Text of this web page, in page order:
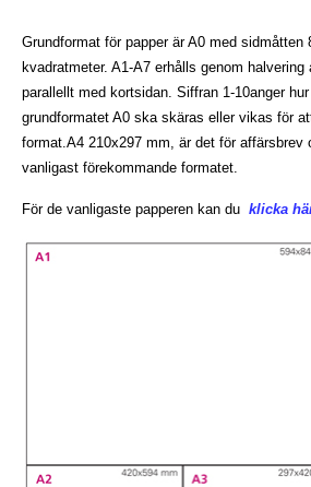
Grundformat för papper är A0 med sidmåtten
kvadratmeter. A1-A7 erhålls genom
parallellt med kortsidan. Siffran 1-10anger
grundformatet A0 ska skäras eller vikas för
format.A4 210x297 mm, är det för affärsbrev
vanligast förekommande formatet.
För de vanligaste papperen kan du klicka